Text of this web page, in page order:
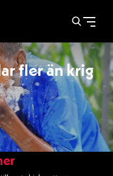
fler än krig